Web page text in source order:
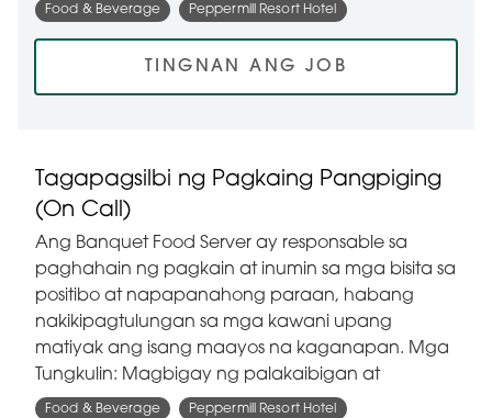
Food & Beverage Peppermill Resort Hotel
TINGNAN ANG JOB
Tagapagsilbi ng Pagkaing Pangpiging
(On Call)
Ang Banquet Food Server ay responsable sa
paghahain ng pagkain at inumin sa mga bisita sa
positibo at napapanahong paraan, habang
nakikipagtulungan sa mga kawani upang
matiyak ang isang maayos na kaganapan. Mga
Tungkulin: Magbigay ng palakaibigan at
Food & Beverage Peppermill Resort Hotel